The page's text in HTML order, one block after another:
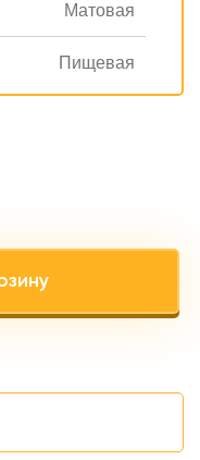
Матовая
Пищевая